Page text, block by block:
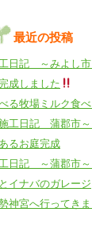
最近の投稿
日記 ～みよし
成しました
る牧場ミルク食
工日記 蒲郡市
るお庭完成
日記 ～蒲郡市
イナバのガレージ
神宮へ行ってき